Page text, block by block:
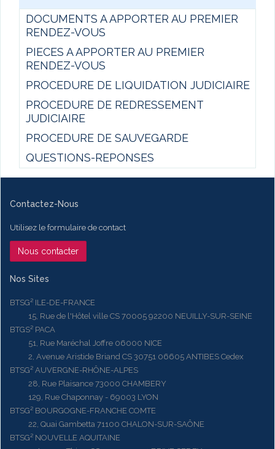
DOCUMENTS A APPORTER AU PREMIER
RENDEZ-VOUS
PIECES A APPORTER AU PREMIER
RENDEZ-VOUS
PROCEDURE DE LIQUIDATION JUDICIAIRE
PROCEDURE DE REDRESSEMENT
JUDICIAIRE
PROCEDURE DE SAUVEGARDE
QUESTIONS-REPONSES
Contactez-Nous
Utilisez le formulaire de contact
Nous contacter
Nos Sites
BTSG² ILE-DE-FRANCE
15, Rue de l'Hôtel ville CS 70005 92200 NEUILLY-SUR-SEINE
BTGS² PACA
51, Rue Maréchal Joffre 06000 NICE
2, Avenue Aristide Briand CS 30751 06605 ANTIBES Cedex
BTSG² AUVERGNE-RHÔNE-ALPES
28, Rue Plaisance 73000 CHAMBERY
129, Rue Chaponnay - 69003 LYON
BTSG² BOURGOGNE-FRANCHE COMTE
22, Quai Gambetta 71100 CHALON-SUR-SAÔNE
BTSG² NOUVELLE AQUITAINE